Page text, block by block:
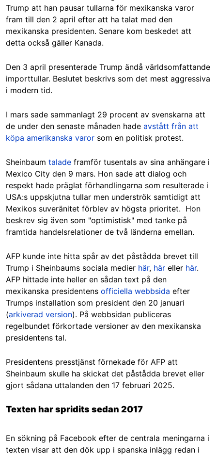
Trump att han pausar tullarna för mexikanska varor
fram till den 2 april efter att ha talat med den
mexikanska presidenten. Senare kom beskedet att
detta också gäller Kanada.
Den 3 april presenterade Trump ändå världsomfattande
importtullar. Beslutet beskrivs som det mest aggressiva
i modern tid.
I mars sade sammanlagt 29 procent av svenskarna att
de under den senaste månaden hade avstått från att
köpa amerikanska varor som en politisk protest.
Sheinbaum talade framför tusentals av sina anhängare i
Mexico City den 9 mars. Hon sade att dialog och
respekt hade präglat förhandlingarna som resulterade i
USA:s uppskjutna tullar men underströk samtidigt att
Mexikos suveränitet förblev av högsta prioritet. Hon
beskrev sig även som "optimistisk" med tanke på
framtida handelsrelationer de två länderna emellan.
AFP kunde inte hitta spår av det påstådda brevet till
Trump i Sheinbaums sociala medier här, här eller här.
AFP hittade inte heller en sådan text på den
mexikanska presidentens officiella webbsida efter
Trumps installation som president den 20 januari
(arkiverad version). På webbsidan publiceras
regelbundet förkortade versioner av den mexikanska
presidentens tal.
Presidentens presstjänst förnekade för AFP att
Sheinbaum skulle ha skickat det påstådda brevet eller
gjort sådana uttalanden den 17 februari 2025.
Texten har spridits sedan 2017
En sökning på Facebook efter de centrala meningarna i
texten visar att den dök upp i spanska inlägg redan i